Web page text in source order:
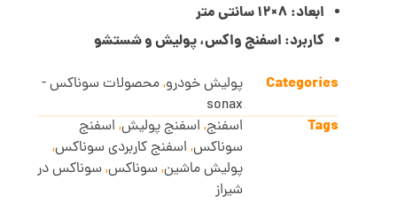
مشتریابعاد: 8×12 سانتی متر
کاربرد: اسفنج واکس، پولیش و شستشو
Categories
پولیش خودرو,محصولات سوناکس -
sonax
Tags اسفنج, اسفنج پولیش, اسفنج
سوناکس, اسفنج کاربردی سوناکس,
پولیش ماشین,سوناکس,سوناکس در
شیراز